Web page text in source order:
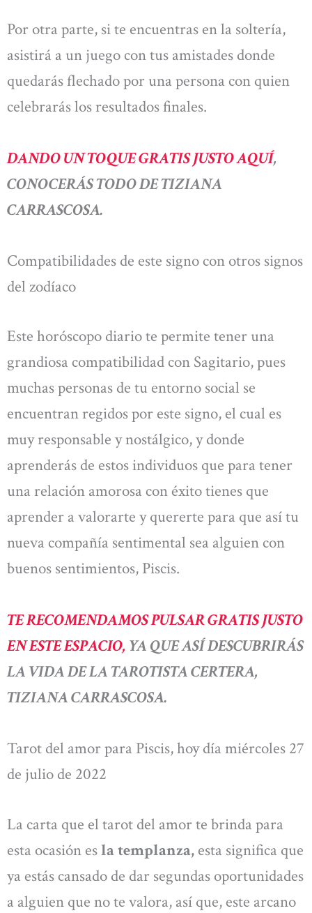
Por otra parte, si te encuentras en la soltería,
asistirá a un juego con tus amistades donde
quedarás flechado por una persona con quien
celebrarás los resultados finales.
DANDO UN TOQUE GRATIS JUSTO AQUÍ,
CONOCERÁS TODO DE TIZIANA
CARRASCOSA.
Compatibilidades de este signo con otros signos
del zodíaco
Este horóscopo diario te permite tener una
grandiosa compatibilidad con Sagitario, pues
muchas personas de tu entorno social se
encuentran regidos por este signo, el cual es
muy responsable y nostálgico, y donde
aprenderás de estos individuos que para tener
una relación amorosa con éxito tienes que
aprender a valorarte y quererte para que así tu
nueva compañía sentimental sea alguien con
buenos sentimientos, Piscis.
TE RECOMENDAMOS PULSAR GRATIS JUSTO
EN ESTE ESPACIO, YA QUE ASÍ DESCUBRIRÁS
LA VIDA DE LA TAROTISTA CERTERA,
TIZIANA CARRASCOSA.
Tarot del amor para Piscis, hoy día miércoles 27
de julio de 2022
La carta que el tarot del amor te brinda para
esta ocasión esla templanza, esta significa que
ya estás cansado de dar segundas oportunidades
a alguien que no te valora, así que, este arcano